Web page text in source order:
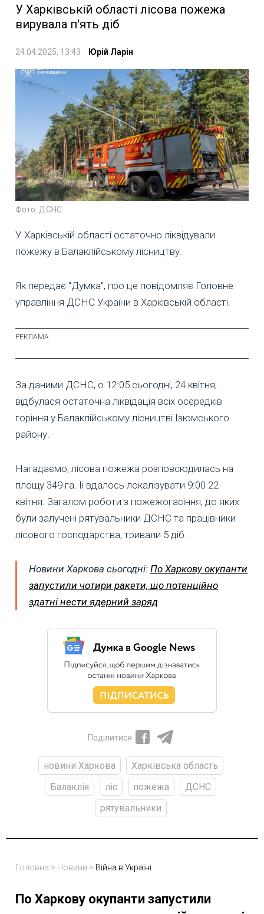
У Харківській області лісова пожежа
вирувала п'ять діб
24.04.2025, 13:43 Юрій Ларін
Фото: ДСНС
У Харківській області остаточно ліквідували
пожежу в Балаклійському лісництву.
Як передає "Думка", про це повідомляє Головне
управління ДСНС України в Харківській області.
За даними ДСНС, о 12:05 сьогодні, 24 квітня,
відбулася остаточна ліквідація всіх осередків
горіння у Балаклійському лісництві Ізюмського
району.
Нагадаємо, лісова пожежа розповсюдилась на
площу 349 га. Її вдалось локалізувати 9:00 22
квітня. Загалом роботи з пожежогасіння, до яких
були залучені рятувальники ДСНС та працівники
лісового господарства, тривали 5 діб.
Новини Харкова сьогодні: По Харкову окупанти
запустили чотири ракети, що потенційно
здатні нести ядерний заряд
Поділитися
новини Харкова
Харківська область
Балаклія
ліс пожежа
ДСНС
рятувальники
Головна > Новини > Війна в Україні
По Харкову окупанти запустили